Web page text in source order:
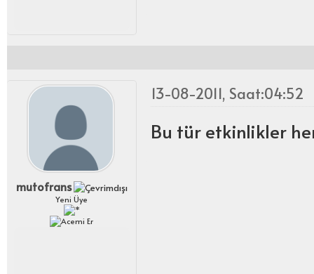
mutofrans
Yeni Üye
13-08-2011, Saat:04:52
Bu tür etkinlikler